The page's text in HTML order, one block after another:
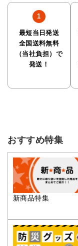
最短当日発送
全国送料無料
（当社負担）で
発送！
おすすめ特集
新商品特集